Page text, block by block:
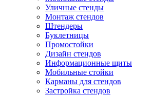
Уличные стенды
Монтаж стендов
Штендеры
Буклетницы
Промостойки
Дизайн стендов
Информационные щиты
Мобильные стойки
Карманы для стендов
Застройка стендов